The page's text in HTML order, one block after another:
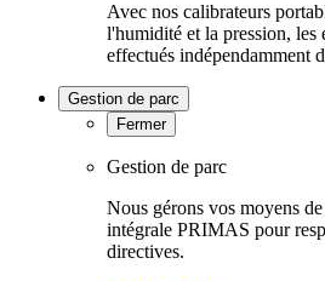
Avec nos calibrateurs
l'humidité et la pression, les
effectués indépendamment
Gestion de parc
Fermer
Gestion de parc
Nous gérons vos moyens
intégrale PRIMAS pour
directives.